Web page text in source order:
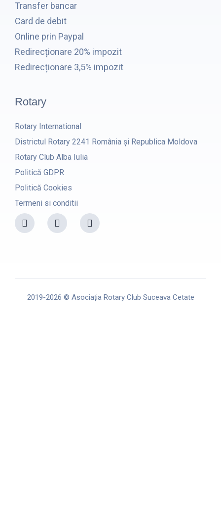
Transfer bancar
Card de debit
Online prin Paypal
Redirecționare 20% impozit
Redirecționare 3,5% impozit
Rotary
Rotary International
Districtul Rotary 2241 România și Republica Moldova
Rotary Club Alba Iulia
Politică GDPR
Politică Cookies
Termeni si conditii
F
a
c
o
I
n
s
r
m
Y
o
u
e
2019-2026 © Asociația Rotary Club Suceava Cetate